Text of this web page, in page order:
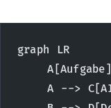
graph LR
A -->